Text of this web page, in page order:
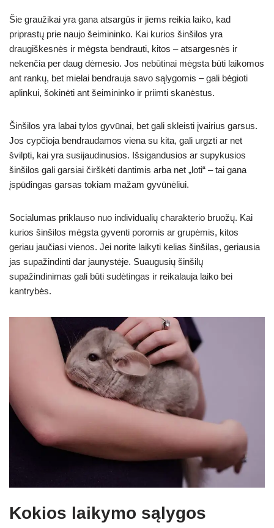
Šie graužikai yra gana atsargūs ir jiems reikia laiko, kad
priprastų prie naujo šeimininko. Kai kurios šinšilos yra
draugiškesnės ir mėgsta bendrauti, kitos – atsargesnės ir
nekenčia per daug dėmesio. Jos nebūtinai mėgsta būti laikomos
ant rankų, bet mielai bendrauja savo sąlygomis – gali bėgioti
aplinkui, šokinėti ant šeimininko ir priimti skanėstus.
Šinšilos yra labai tylos gyvūnai, bet gali skleisti įvairius garsus.
Jos cypčioja bendraudamos viena su kita, gali urgzti ar net
švilpti, kai yra susijaudinusios. Išsigandusios ar supykusios
šinšilos gali garsiai čirškėti dantimis arba net „loti“ – tai gana
įspūdingas garsas tokiam mažam gyvūnėliui.
Socialumas priklauso nuo individualių charakterio bruožų. Kai
kurios šinšilos mėgsta gyventi poromis ar grupėmis, kitos
geriau jaučiasi vienos. Jei norite laikyti kelias šinšilas, geriausia
jas supažindinti dar jaunystėje. Suaugusių šinšilų
supažindinimas gali būti sudėtingas ir reikalauja laiko bei
kantrybės.
Kokios laikymo sąlygos